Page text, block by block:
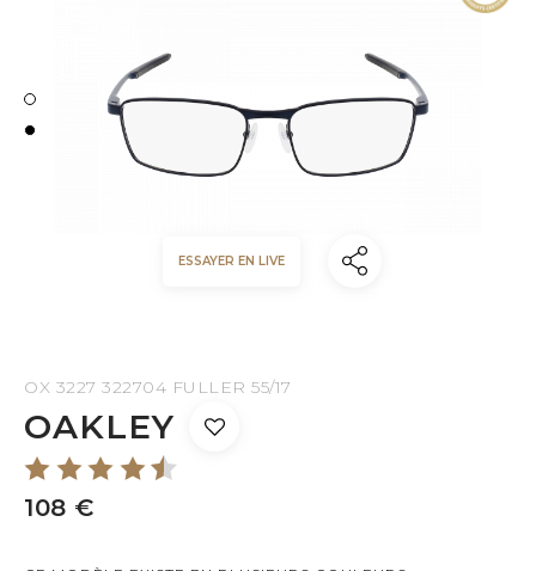
ESSAYER EN LIVE
OX 3227 322704 FULLER 55/17
OAKLEY
108 €